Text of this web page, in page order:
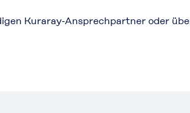
Kuraray‑Ansprechpartner oder